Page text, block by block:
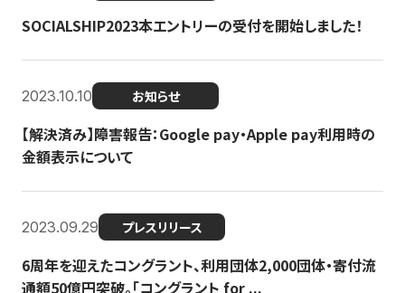
SOCIALSHIP2023本エントリーの受付を開始しました！
2023.10.10 お知らせ
【解決済み】障害報告：Google pay・Apple pay利用時の
金額表示について
2023.09.29 プレスリリース
6周年を迎えたコングラント、利用団体2,000団体・寄付流
通額50億円突破。「コングラント for ...